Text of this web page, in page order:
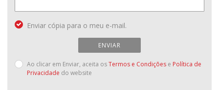
Enviar cópia para o meu e-mail.
ENVIAR
Ao clicar em Enviar, aceita osTermos e Condições e Política de
Privacidade do website